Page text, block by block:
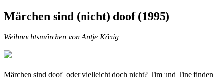
Märchen sind (nicht) doof (1995)
Weihnachtsmärchen von Antje König
Märchen sind doof  oder vielleicht doch nicht? Tim und Tine finden